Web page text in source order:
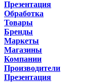
Презентация
Обработка
Товары
Бренды
Маркеты
Магазины
Компании
Производители
Презентация